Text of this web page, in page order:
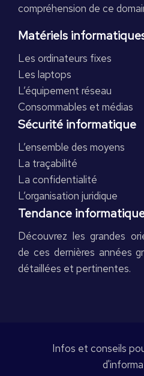
compréhension de ce
Matériels
Les ordinateurs fixes
Les laptops
L’équipement réseau
Consommables et médias
Sécurité informatique
L’ensemble des moyens
La traçabilité
La confidentialité
L’organisation juridique
Tendance
Découvrez les grandes
de ces dernières années
détaillées et pertinentes.
Infos et conseils